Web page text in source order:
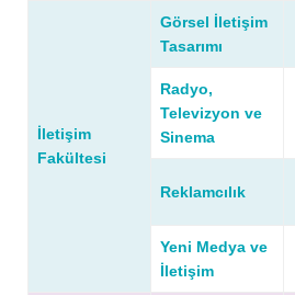
İletişim
Fakültesi
Görsel İletişim
Tasarımı
Radyo,
Televizyon ve
Sinema
Reklamcılık
Yeni Medya ve
İletişim